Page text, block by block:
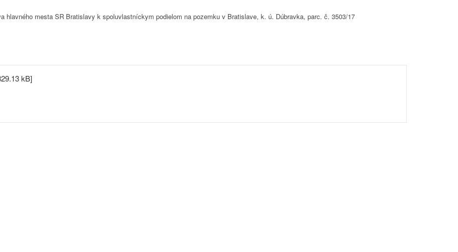
hlavného mesta SR Bratislavy k spoluvlastníckym podielom na pozemku v Bratislave, k. ú. Dúbravka, parc. č. 3503/17
kB]